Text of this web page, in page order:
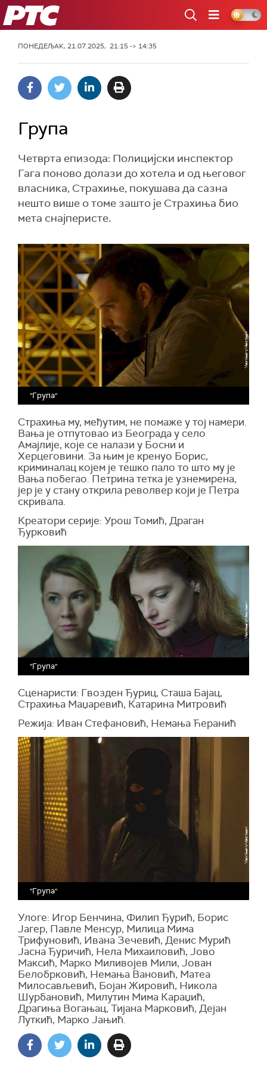
РТС
ПОНЕДЕЉАК, 21.07.2025, 21:15 -> 14:35
Група
Четврта епизода: Полицијски инспектор
Гага поново долази до хотела и од његовог
власника, Страхиње, покушава да сазна
нешто више о томе зашто је Страхиња био
мета снајперисте.
"Група"
Страхиња му, међутим, не помаже у тој намери.
Вања је отпутовао из Београда у село
Амајлије, које се налази у Босни и
Херцеговини. За њим је кренуо Борис,
криминалац којем је тешко пало то што му је
Вања побегао. Петрина тетка је узнемирена,
јер је у стану открила револвер који је Петра
скривала.
Креатори серије: Урош Томић, Драган
Ђурковић
"Група"
Сценаристи: Гвозден Ђуриц, Сташа Бајац,
Страхиња Маџаревић, Катарина Митровић
Режија: Иван Стефановић, Немања Ћеранић
"Група"
Улоге: Игор Бенчина, Филип Ђурић, Борис
Јагер, Павле Менсур, Милица Мима
Трифуновић, Ивана Зечевић, Денис Мурић
Јасна Ђуричић, Нела Михаиловић, Јово
Максић, Марко Миливојев Мили, Јован
Белобрковић, Немања Вановић, Матеа
Милосављевић, Бојан Жировић, Никола
Шурбановић, Милутин Мима Караџић,
Драгиња Вогањац, Тијана Марковић, Дејан
Луткић, Марко Јањић.